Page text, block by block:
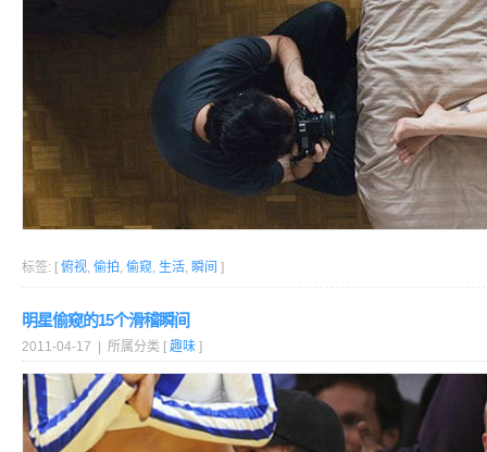
标签: [ 俯视, 偷拍, 偷窥, 生活, 瞬间 ]
明星偷窥的15个滑稽瞬间
2011-04-17 | 所属分类 [ 趣味 ]